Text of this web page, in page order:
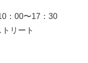
：00〜17：30
リート